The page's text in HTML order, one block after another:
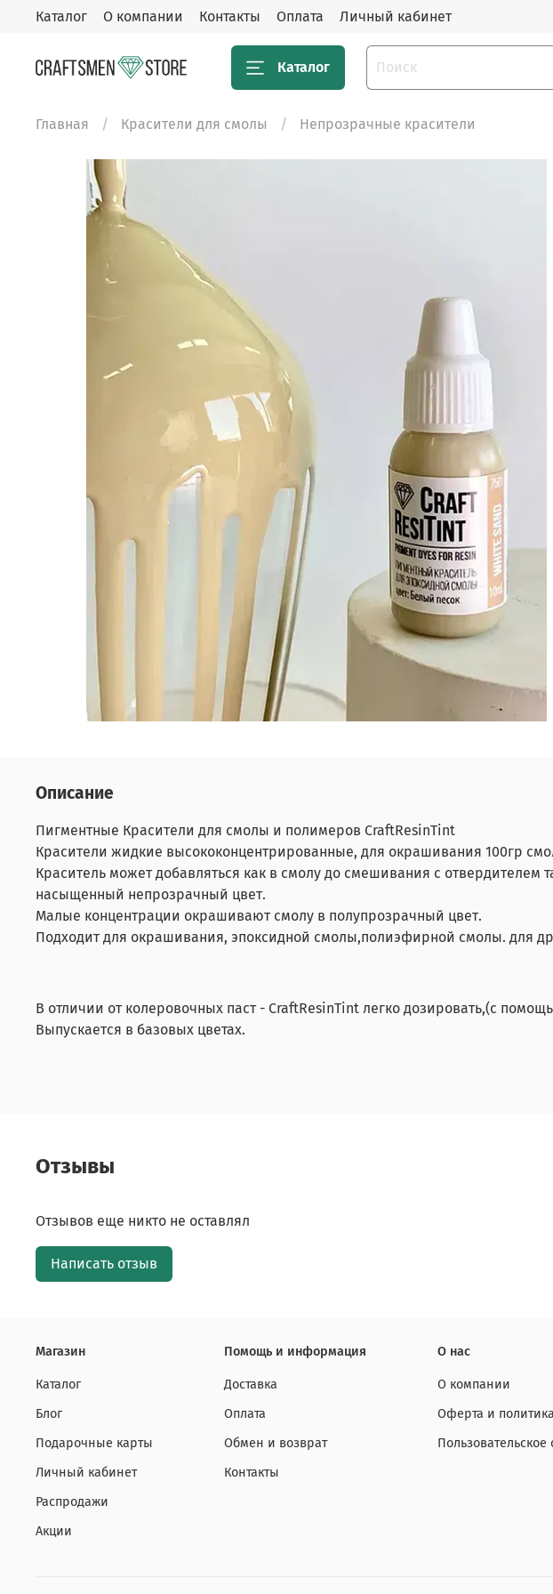
Каталог О компании Контакты Оплата Личный кабинет
Каталог
Главная Красители для смолы Непрозрачные красители
Описание
Пигментные Красители для смолы и полимеров CraftResinTint
Красители жидкие высококонцентрированные, для окрашивания 100гр
Краситель может добавляться как в смолу до смешивания с отвердителем
насыщенный непрозрачный цвет.
Малые концентрации окрашивают смолу в полупрозрачный цвет.
Подходит для окрашивания, эпоксидной смолы,полиэфирной смолы. для
В отличии от колеровочных паст - CraftResinTint легко дозировать,(с
Выпускается в базовых цветах.
Отзывы
Отзывов еще никто не оставлял
Написать отзыв
Магазин
Каталог
Блог
Подарочные карты
Личный кабинет
Распродажи
Акции
Помощь и информация
Доставка
Оплата
Обмен и возврат
Контакты
О нас
О компании
Оферта и
Пользовательское